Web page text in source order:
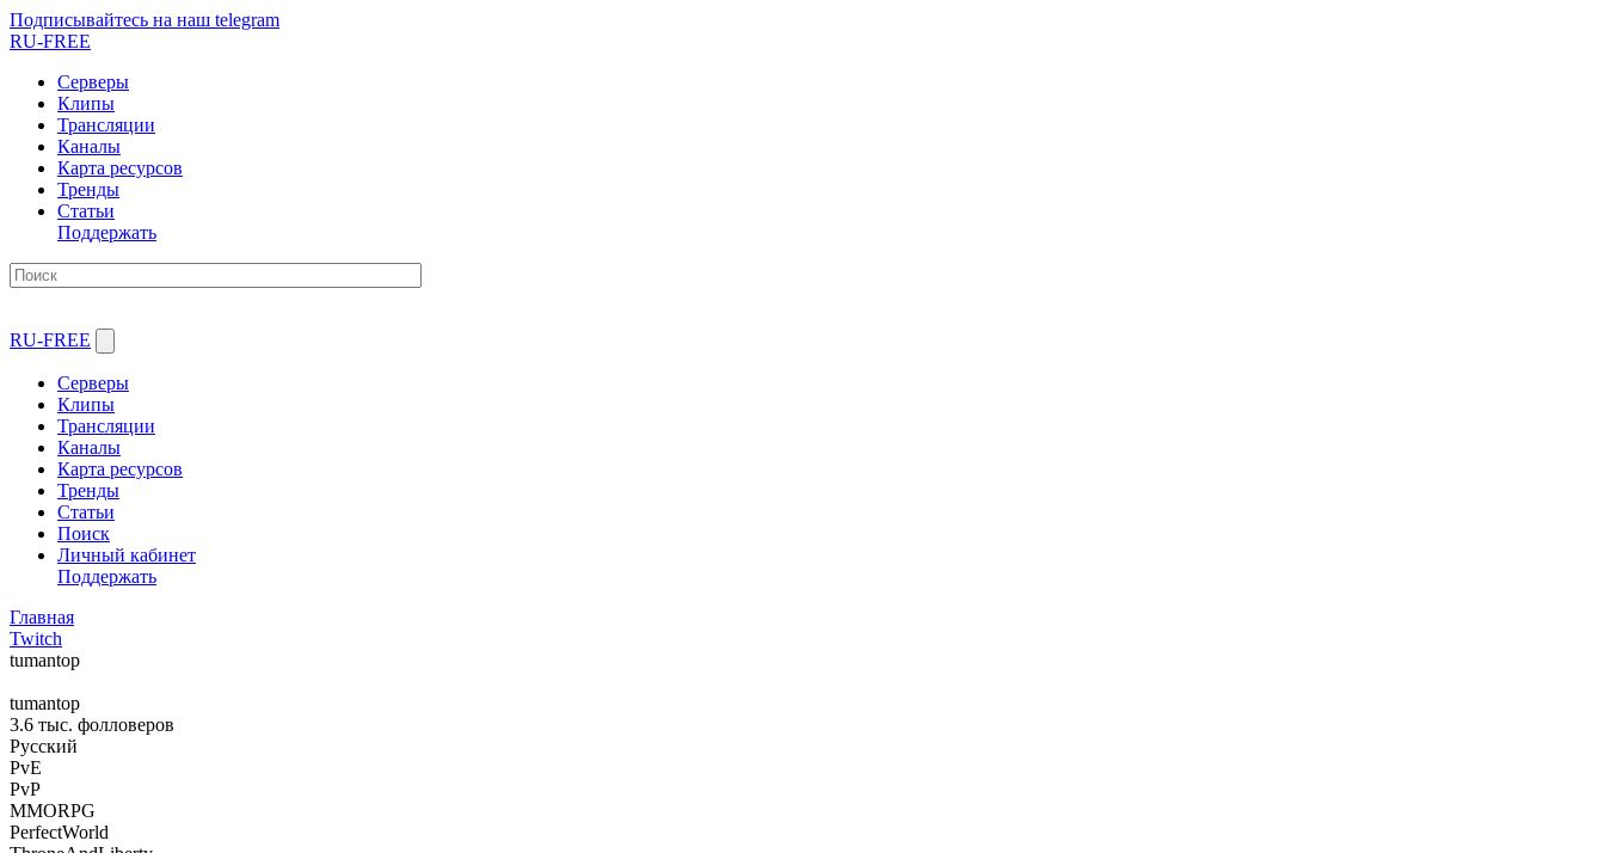
Подписывайтесь на наш telegram
RU-FREE
Серверы
Клипы
Трансляции
Каналы
Карта ресурсов
Тренды
Статьи
Поддержать
RU-FREE
Серверы
Клипы
Трансляции
Каналы
Карта ресурсов
Тренды
Статьи
Поиск
Личный кабинет
Поддержать
Главная
Twitch
tumantop
tumantop
3.6 тыс. фолловеров
Русский
PvE
PvP
MMORPG
PerfectWorld